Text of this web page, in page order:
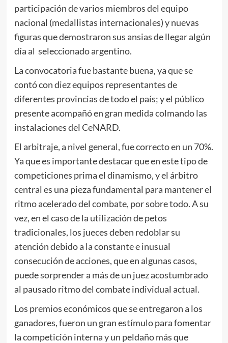
participación de varios miembros del equipo
nacional (medallistas internacionales) y nuevas
figuras que demostraron sus ansias de llegar algún
día al seleccionado argentino.
La convocatoria fue bastante buena, ya que se
contó con diez equipos representantes de
diferentes provincias de todo el país; y el público
presente acompañó en gran medida colmando las
instalaciones del CeNARD.
El arbitraje, a nivel general, fue correcto en un 70%.
Ya que es importante destacar que en este tipo de
competiciones prima el dinamismo, y el árbitro
central es una pieza fundamental para mantener el
ritmo acelerado del combate, por sobre todo. A su
vez, en el caso de la utilización de petos
tradicionales, los jueces deben redoblar su
atención debido a la constante e inusual
consecución de acciones, que en algunas casos,
puede sorprender a más de un juez acostumbrado
al pausado ritmo del combate individual actual.
Los premios económicos que se entregaron a los
ganadores, fueron un gran estímulo para fomentar
la competición interna y un peldaño más que